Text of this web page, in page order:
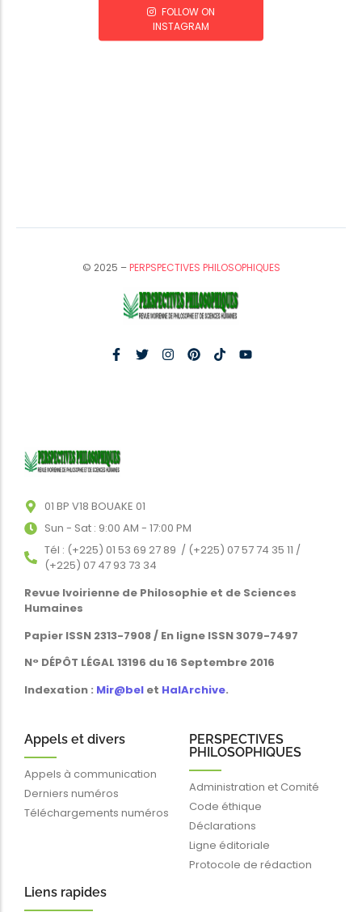
FOLLOW ON
INSTAGRAM
© 2025 –PERPSPECTIVES PHILOSOPHIQUES
01 BP V18 BOUAKE 01
Sun - Sat : 9:00 AM - 17:00 PM
Tél : (+225) 01 53 69 27 89 / (+225) 07 57 74 35 11 /
(+225) 07 47 93 73 34
Revue Ivoirienne de Philosophie et de Sciences
Humaines
Papier ISSN 2313-7908 / En ligne ISSN 3079-7497
N° DÉPÔT LÉGAL 13196 du 16 Septembre 2016
Indexation : Mir@bel et HalArchive.
Appels et divers
Appels à communication
Derniers numéros
Téléchargements numéros
PERSPECTIVES
PHILOSOPHIQUES
Administration et Comité
Code éthique
Déclarations
Ligne éditoriale
Protocole de rédaction
Liens rapides